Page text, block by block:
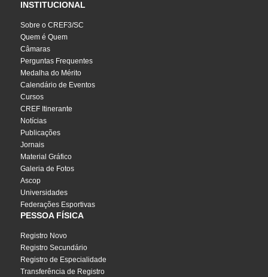
INSTITUCIONAL
Sobre o CREF3/SC
Quem é Quem
Câmaras
Perguntas Frequentes
Medalha do Mérito
Calendário de Eventos
Cursos
CREF Itinerante
Notícias
Publicações
Jornais
Material Gráfico
Galeria de Fotos
Ascop
Universidades
Federações Esportivas
PESSOA FÍSICA
Registro Novo
Registro Secundário
Registro de Especialidade
Transferência de Registro